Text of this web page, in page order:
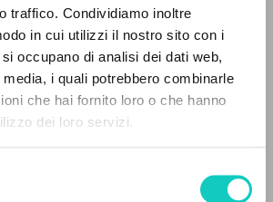
traffico. Condividiamo inoltre
in cui utilizzi il nostro sito con i
occupano di analisi dei dati web,
i quali potrebbero combinarle
che hai fornito loro o che hanno
dei loro servizi.
IL PROGETTO
in 5 lingue e percorsi tematici